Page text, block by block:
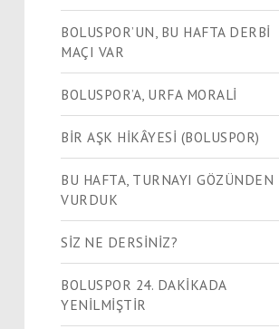
BOLUSPOR’UN, BU HAFTA DERBİ
MAÇI VAR
BOLUSPOR’A, URFA MORALİ
​​​​​​​BİR AŞK HİKÂYESİ (BOLUSPOR)
BU HAFTA, TURNAYI GÖZÜNDEN
VURDUK
SİZ NE DERSİNİZ?
BOLUSPOR 24. DAKİKADA
YENİLMİŞTİR